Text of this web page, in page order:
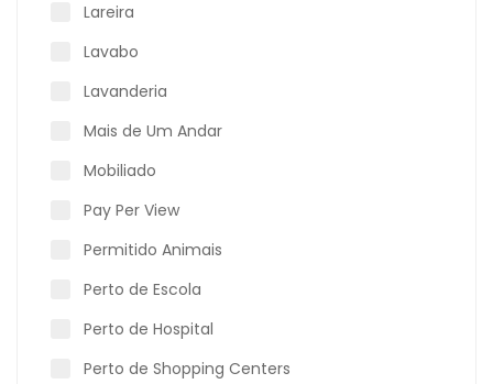
Lareira
Lavabo
Lavanderia
Mais de Um Andar
Mobiliado
Pay Per View
Permitido Animais
Perto de Escola
Perto de Hospital
Perto de Shopping Centers